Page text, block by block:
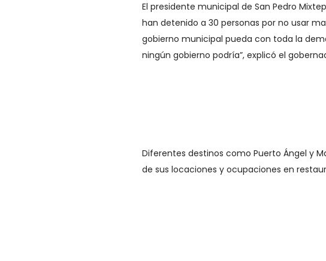
El presidente municipal de San Pedro
han detenido a 30 personas por no usar
gobierno municipal pueda con toda la
ningún gobierno podría”, explicó el
Diferentes destinos como Puerto Ángel y
de sus locaciones y ocupaciones en